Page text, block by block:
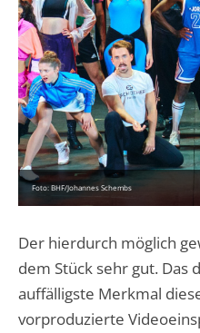
Foto: BHF/Johannes Schembs
Der hierdurch möglich
dem Stück sehr gut. Das
auffälligste Merkmal
vorproduzierte